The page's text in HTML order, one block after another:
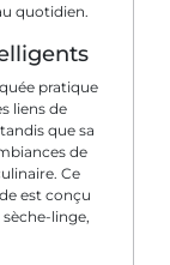
quotidien.
pratique
liens de
que sa
de
Ce
est conçu
linge,